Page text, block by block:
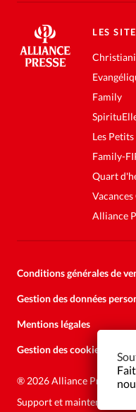
LES
Family
Les
Family-
Quart
Alliance
Conditions générales de
Gestion des données
Mentions légales
Gestion des cookies
® 2026 Alliance Presse
Support et maintenance: